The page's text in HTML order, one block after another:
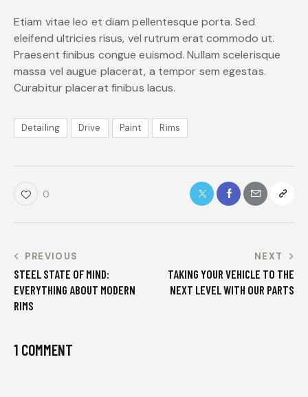
Etiam vitae leo et diam pellentesque porta. Sed
eleifend ultricies risus, vel rutrum erat commodo ut.
Praesent finibus congue euismod. Nullam scelerisque
massa vel augue placerat, a tempor sem egestas.
Curabitur placerat finibus lacus.
Detailing Drive Paint Rims
0
PREVIOUS
STEEL STATE OF MIND:
EVERYTHING ABOUT MODERN
RIMS
NEXT
TAKING YOUR VEHICLE TO THE
NEXT LEVEL WITH OUR PARTS
1 COMMENT